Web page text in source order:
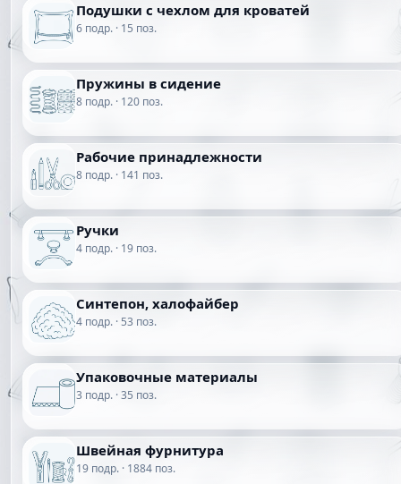
Подушки с чехлом для кроватей
6 подр. · 15 поз.
Пружины в сидение
8 подр. · 120 поз.
Рабочие принадлежности
8 подр. · 141 поз.
Ручки
4 подр. · 19 поз.
Синтепон, халофайбер
4 подр. · 53 поз.
Упаковочные материалы
3 подр. · 35 поз.
Швейная фурнитура
19 подр. · 1884 поз.